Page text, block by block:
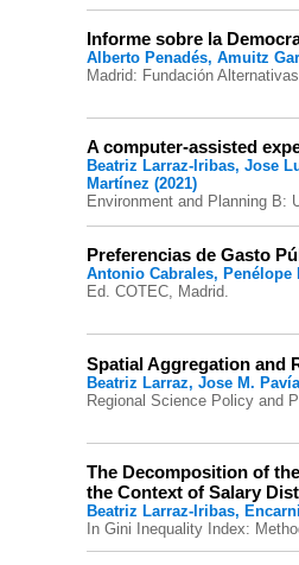
Informe sobre la
Alberto Penadés, Amuitz
Madrid: Fundación
A computer-assisted
Beatriz Larraz-Iribas, Jose
Martínez (2021)
Environment and Planning B:
Preferencias de Gasto
Antonio Cabrales, Penélope
Ed. COTEC, Madrid.
Spatial Aggregation and
Beatriz Larraz, Jose M.
Regional Science Policy and
The Decomposition of
the Context of Salary
Beatriz Larraz-Iribas,
In Gini Inequality Index: